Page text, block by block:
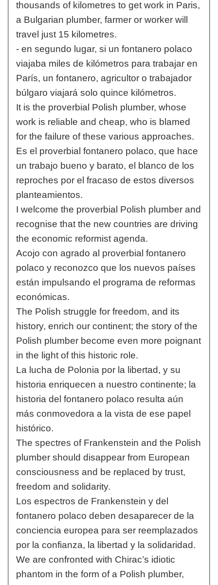
thousands of kilometres to get work in Paris,
a Bulgarian plumber, farmer or worker will
travel just 15 kilometres.
- en segundo lugar, si un fontanero polaco
viajaba miles de kilómetros para trabajar en
París, un fontanero, agricultor o trabajador
búlgaro viajará solo quince kilómetros.
It is the proverbial Polish plumber, whose
work is reliable and cheap, who is blamed
for the failure of these various approaches.
Es el proverbial fontanero polaco, que hace
un trabajo bueno y barato, el blanco de los
reproches por el fracaso de estos diversos
planteamientos.
I welcome the proverbial Polish plumber and
recognise that the new countries are driving
the economic reformist agenda.
Acojo con agrado al proverbial fontanero
polaco y reconozco que los nuevos países
están impulsando el programa de reformas
económicas.
The Polish struggle for freedom, and its
history, enrich our continent; the story of the
Polish plumber become even more poignant
in the light of this historic role.
La lucha de Polonia por la libertad, y su
historia enriquecen a nuestro continente; la
historia del fontanero polaco resulta aún
más conmovedora a la vista de ese papel
histórico.
The spectres of Frankenstein and the Polish
plumber should disappear from European
consciousness and be replaced by trust,
freedom and solidarity.
Los espectros de Frankenstein y del
fontanero polaco deben desaparecer de la
conciencia europea para ser reemplazados
por la confianza, la libertad y la solidaridad.
We are confronted with Chirac’s idiotic
phantom in the form of a Polish plumber,